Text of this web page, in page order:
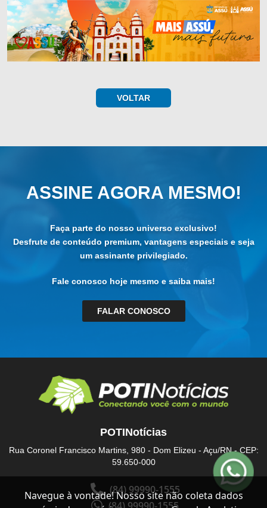
VOLTAR
ASSINE AGORA MESMO!
Faça parte do nosso universo exclusivo!
Desfrute de conteúdo premium, vantagens especiais e seja
um assinante privilegiado.
Fale conosco hoje mesmo e saiba mais!
FALAR CONOSCO
POTINotícias
Rua Coronel Francisco Martins, 980 - Dom Elizeu - Açu/RN - CEP:
59.650-000
(84) 99990-1555
Navegue à vontade! Nosso site não coleta dados